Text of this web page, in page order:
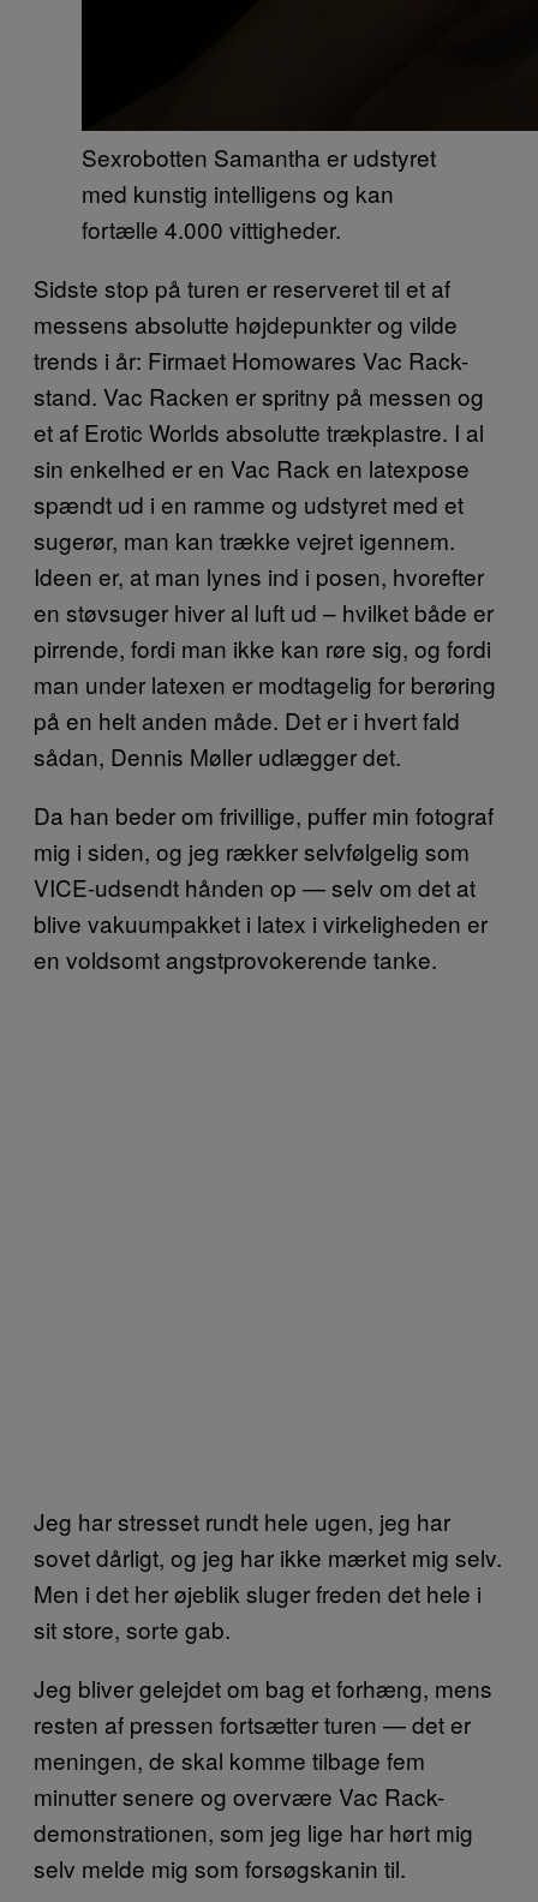
Sexrobotten Samantha er udstyret
med kunstig intelligens og kan
fortælle 4.000 vittigheder.
Sidste stop på turen er reserveret til et af
messens absolutte højdepunkter og vilde
trends i år: Firmaet Homowares Vac Rack-
stand. Vac Racken er spritny på messen og
et af Erotic Worlds absolutte trækplastre. I al
sin enkelhed er en Vac Rack en latexpose
spændt ud i en ramme og udstyret med et
sugerør, man kan trække vejret igennem.
Ideen er, at man lynes ind i posen, hvorefter
en støvsuger hiver al luft ud – hvilket både er
pirrende, fordi man ikke kan røre sig, og fordi
man under latexen er modtagelig for berøring
på en helt anden måde. Det er i hvert fald
sådan, Dennis Møller udlægger det.
Da han beder om frivillige, puffer min fotograf
mig i siden, og jeg rækker selvfølgelig som
VICE-udsendt hånden op — selv om det at
blive vakuumpakket i latex i virkeligheden er
en voldsomt angstprovokerende tanke.
Jeg har stresset rundt hele ugen, jeg har
sovet dårligt, og jeg har ikke mærket mig selv.
Men i det her øjeblik sluger freden det hele i
sit store, sorte gab.
Jeg bliver gelejdet om bag et forhæng, mens
resten af pressen fortsætter turen — det er
meningen, de skal komme tilbage fem
minutter senere og overvære Vac Rack-
demonstrationen, som jeg lige har hørt mig
selv melde mig som forsøgskanin til.